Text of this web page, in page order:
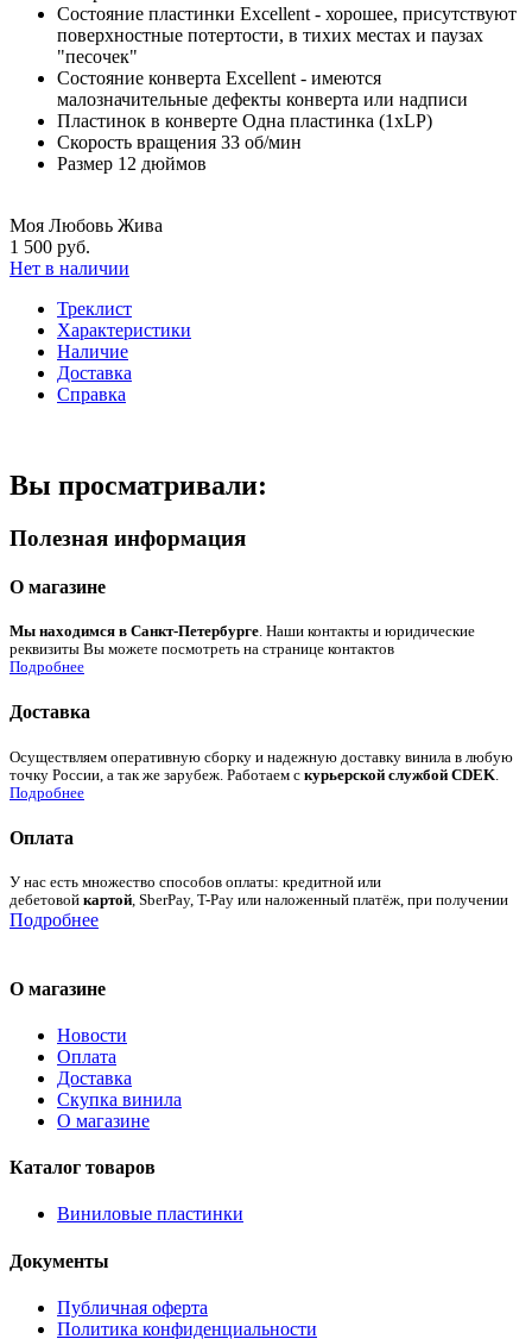
Состояние пластинки Excellent - хорошее, присутствуют
поверхностные потертости, в тихих местах и паузах
"песочек"
Состояние конверта Excellent - имеются
малозначительные дефекты конверта или надписи
Пластинок в конверте Одна пластинка (1xLP)
Скорость вращения 33 об/мин
Размер 12 дюймов
Моя Любовь Жива
1 500 руб.
Нет в наличии
Треклист
Характеристики
Наличие
Доставка
Справка
Вы просматривали:
Полезная информация
О магазине
Мы находимся в Санкт-Петербурге. Наши контакты и юридические
реквизиты Вы можете посмотреть на странице контактов
Подробнее
Доставка
Осуществляем оперативную сборку и надежную доставку винила в любую
точку России, а так же зарубеж. Работаем с курьерской службой CDEK
Подробнее
Оплата
У нас есть множество способов оплаты: кредитной или
дебетовой картой, SberPay, T-Pay или наложенный платёж, при получении
Подробнее
О магазине
Новости
Оплата
Доставка
Скупка винила
О магазине
Каталог товаров
Виниловые пластинки
Документы
Публичная оферта
Политика конфиденциальности